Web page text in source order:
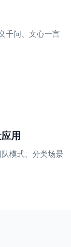
千问、文心一言
用
模式、分类场景